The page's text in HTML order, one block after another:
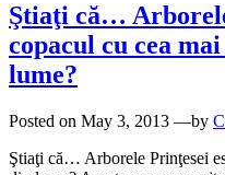
Ştiaţi că…
copacul cu cea
lume?
Posted on May 3, 2013 —by
Ştiaţi că… Arborele Prinţesei